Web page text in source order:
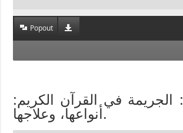
Popout
الدرس 18 : الجريمة في القرآن الكريم:
أنواعها، وعلاجها.